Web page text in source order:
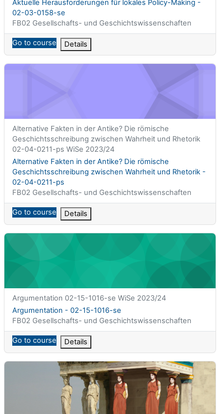
Titolo del corso
Aktuelle Herausforderungen für lokales Policy-Making -
02-03-0158-se
Categoria di corsi
FB02 Gesellschafts- und Geschichtswissenschaften
Go to course Details
Alternative Fakten in der Antike? Die römische
Titolo abbreviato del corso
Alternative Fakten in der Antike? Die römische
Geschichtsschreibung zwischen Wahrheit und Rhetorik
02-04-0211-ps WiSe 2023/24
Titolo del corso
Alternative Fakten in der Antike? Die römische
Geschichtsschreibung zwischen Wahrheit und Rhetorik -
02-04-0211-ps
Categoria di corsi
FB02 Gesellschafts- und Geschichtswissenschaften
Go to course Details
Argumentation - 02-15-1016-se
Titolo abbreviato del corso
Argumentation 02-15-1016-se WiSe 2023/24
Titolo del corso
Argumentation - 02-15-1016-se
Categoria di corsi
FB02 Gesellschafts- und Geschichtswissenschaften
Go to course Details
Athen im 5. Jahrhundert v. Chr - 02-04-0211-ps